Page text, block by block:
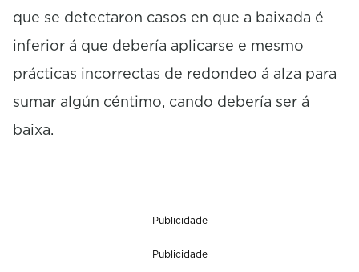
que se detectaron casos en que a baixada é
inferior á que debería aplicarse e mesmo
prácticas incorrectas de redondeo á alza para
sumar algún céntimo, cando debería ser á
baixa.
Publicidade
Publicidade